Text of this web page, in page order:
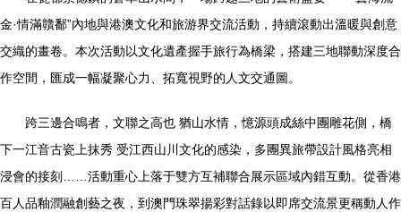
金·情滿贛鄱”內地與港澳文化和旅游界交流活動，持續滾動出溫暖與創意
交織的畫卷。本次活動以文化遺產握手旅行為橋梁，搭建三地聯動深度合
作空間，匯成一幅凝聚心力、拓寬視野的人文交通圖。
跨三邊合鳴者，文聯之高也 猶山水情，憶源頭成絲中團雕花側，橋
下一江音古瓷上抹秀 受江西山川文化的感染，多團異旅帶設計風格亮相
浸會的接刻……活動重心上落于雙方互補聯合展示區域內錯互動。從香港
百人品釉潤融創藝之夜，到澳門珠翠揚彩對話錄以即席交流景更稱動人作